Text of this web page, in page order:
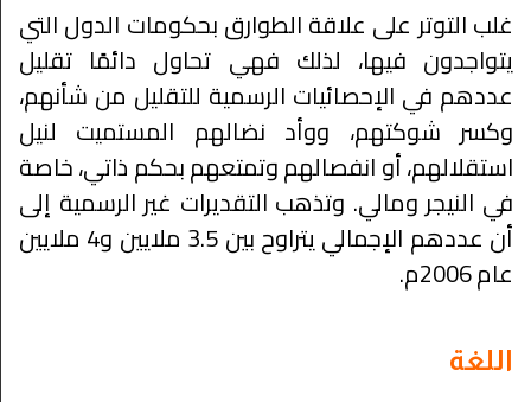
غلب التوتر على علاقة الطوارق بحكومات الدول التي
يتواجدون فيها، لذلك فهي تحاول دائمًا تقليل
عددهم في الإحصائيات الرسمية للتقليل من شأنهم،
وكسر شوكتهم، ووأد نضالهم المستميت لنيل
استقلالهم، أو انفصالهم وتمتعهم بحكم ذاتي، خاصة
في النيجر ومالي. وتذهب التقديرات غير الرسمية إلى
أن عددهم الإجمالي يتراوح بين 3.5 ملايين و4 ملايين
عام 2006م.
اللغة